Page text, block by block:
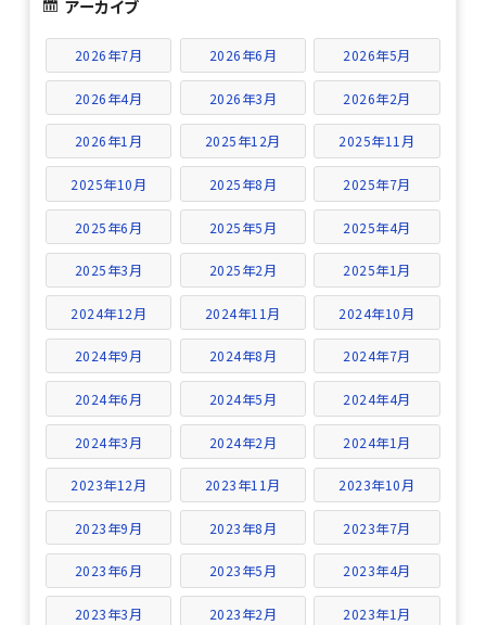
アーカイブ
2026年7月 2026年6月 2026年5月
2026年4月 2026年3月 2026年2月
2026年1月 2025年12月 2025年11月
2025年10月 2025年8月 2025年7月
2025年6月 2025年5月 2025年4月
2025年3月 2025年2月 2025年1月
2024年12月 2024年11月 2024年10月
2024年9月 2024年8月 2024年7月
2024年6月 2024年5月 2024年4月
2024年3月 2024年2月 2024年1月
2023年12月 2023年11月 2023年10月
2023年9月 2023年8月 2023年7月
2023年6月 2023年5月 2023年4月
2023年3月 2023年2月 2023年1月